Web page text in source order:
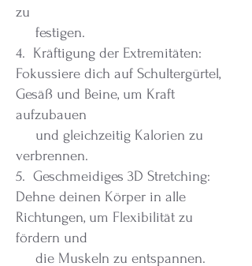
zu
festigen.
4. Kräftigung der Extremitäten:
Fokussiere dich auf Schultergürtel,
Gesäß und Beine, um Kraft
aufzubauen
und gleichzeitig Kalorien zu
verbrennen.
5. Geschmeidiges 3D Stretching:
Dehne deinen Körper in alle
Richtungen, um Flexibilität zu
fördern und
die Muskeln zu entspannen.